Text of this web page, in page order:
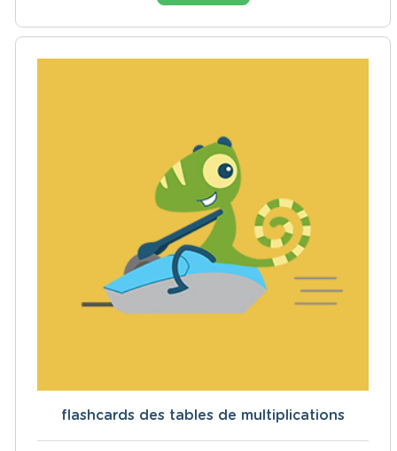
flashcards des tables de multiplications